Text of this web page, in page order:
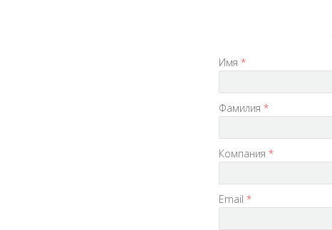
Имя *
Фамилия *
Компания *
Email *